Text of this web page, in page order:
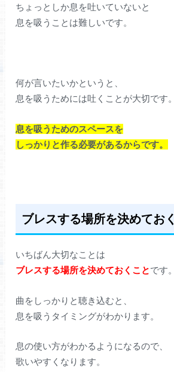
ちょっとしか息を吐いていないと
息を吸うことは難しいです。
何が言いたいかというと、
息を吸うためには吐くことが大切です。
息を吸うためのスペースを
しっかりと作る必要があるからです。
ブレスする場所を決めておく
いちばん大切なことは
ブレスする場所を決めておくことです。
曲をしっかりと聴き込むと、
息を吸うタイミングがわかります。
息の使い方がわかるようになるので、
歌いやすくなります。